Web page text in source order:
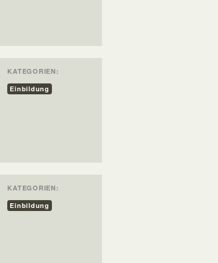
KATEGORIEN:
Einbildung
KATEGORIEN:
Einbildung